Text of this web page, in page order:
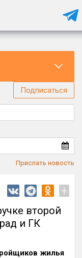
Подписаться
Прислать новость
+
второй
и ГК
жилья